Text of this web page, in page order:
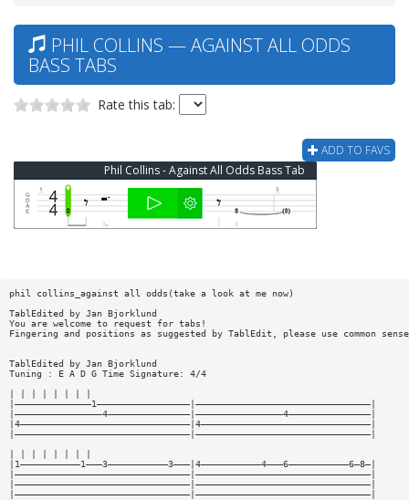
PHIL COLLINS — AGAINST ALL ODDS
BASS TABS
Rate this tab:
ADD TO FAVS
Phil Collins - Against All Odds Bass Tab
phil collins_against all odds(take a look at me now)
TablEdited by Jan Bjorklund
You are welcome to request for tabs!
Fingering and positions as suggested by TablEdit, please use common
TablEdited by Jan Bjorklund
Tuning : E A D G Time Signature: 4/4
|——————————————1—————————————————|————————————————————————————————|
|————————————————4———————————————|————————————————4———————————————|
|4———————————————————————————————|4———————————————————————————————|
|————————————————————————————————|————————————————————————————————|
|1———————————1———3———————————3———|4———————————4———6———————————6—8—|
|————————————————————————————————|————————————————————————————————|
|————————————————————————————————|————————————————————————————————|
|————————————————————————————————|————————————————————————————————|